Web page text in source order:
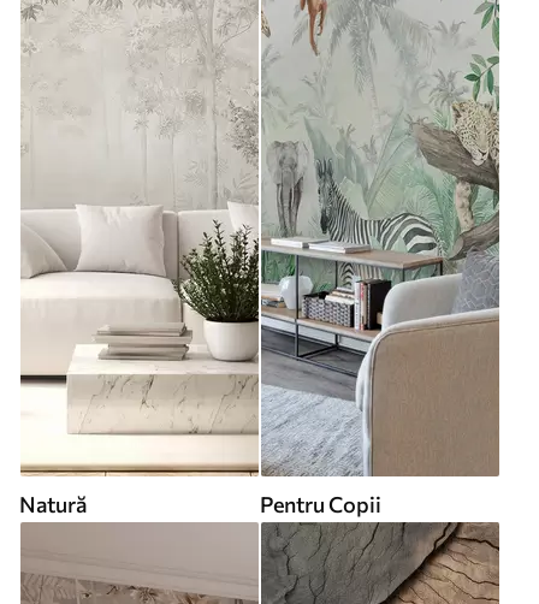
Natură Pentru Copii